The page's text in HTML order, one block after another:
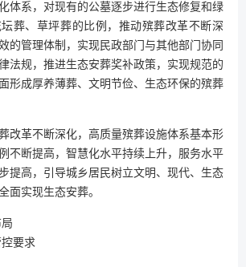
体系，对现有的公墓逐步进行生态修复和绿
葬、草坪葬的比例，推动殡葬改革不断深
的管理体制，实现民政部门与其他部门协同
法规，推进生态安葬奖补政策，实现规范的
形成厚养薄葬、文明节俭、生态环保的殡葬
改革不断深化，高质量殡葬设施体系基本形
不断提高，智慧化水平持续上升，服务水平
提高，引导城乡居民树立文明、现代、生态
面实现生态安葬。
要求